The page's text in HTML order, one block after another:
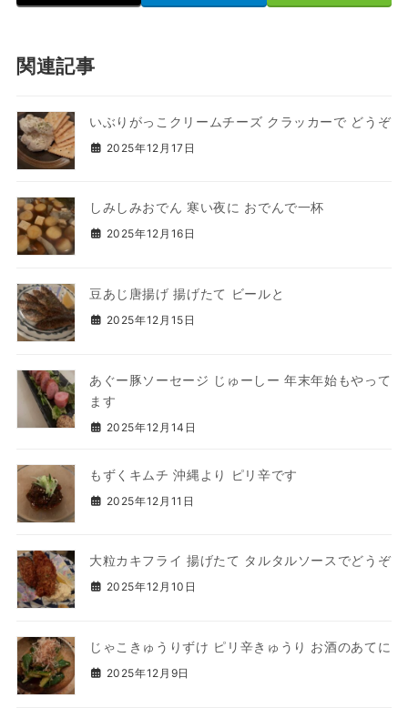
関連記事
いぶりがっこクリームチーズ クラッカーで どうぞ
2025年12月17日
しみしみおでん 寒い夜に おでんで一杯
2025年12月16日
豆あじ唐揚げ 揚げたて ビールと
2025年12月15日
あぐー豚ソーセージ じゅーしー 年末年始もやって
ます
2025年12月14日
もずくキムチ 沖縄より ピリ辛です
2025年12月11日
大粒カキフライ 揚げたて タルタルソースでどうぞ
2025年12月10日
じゃこきゅうりずけ ピリ辛きゅうり お酒のあてに
2025年12月9日